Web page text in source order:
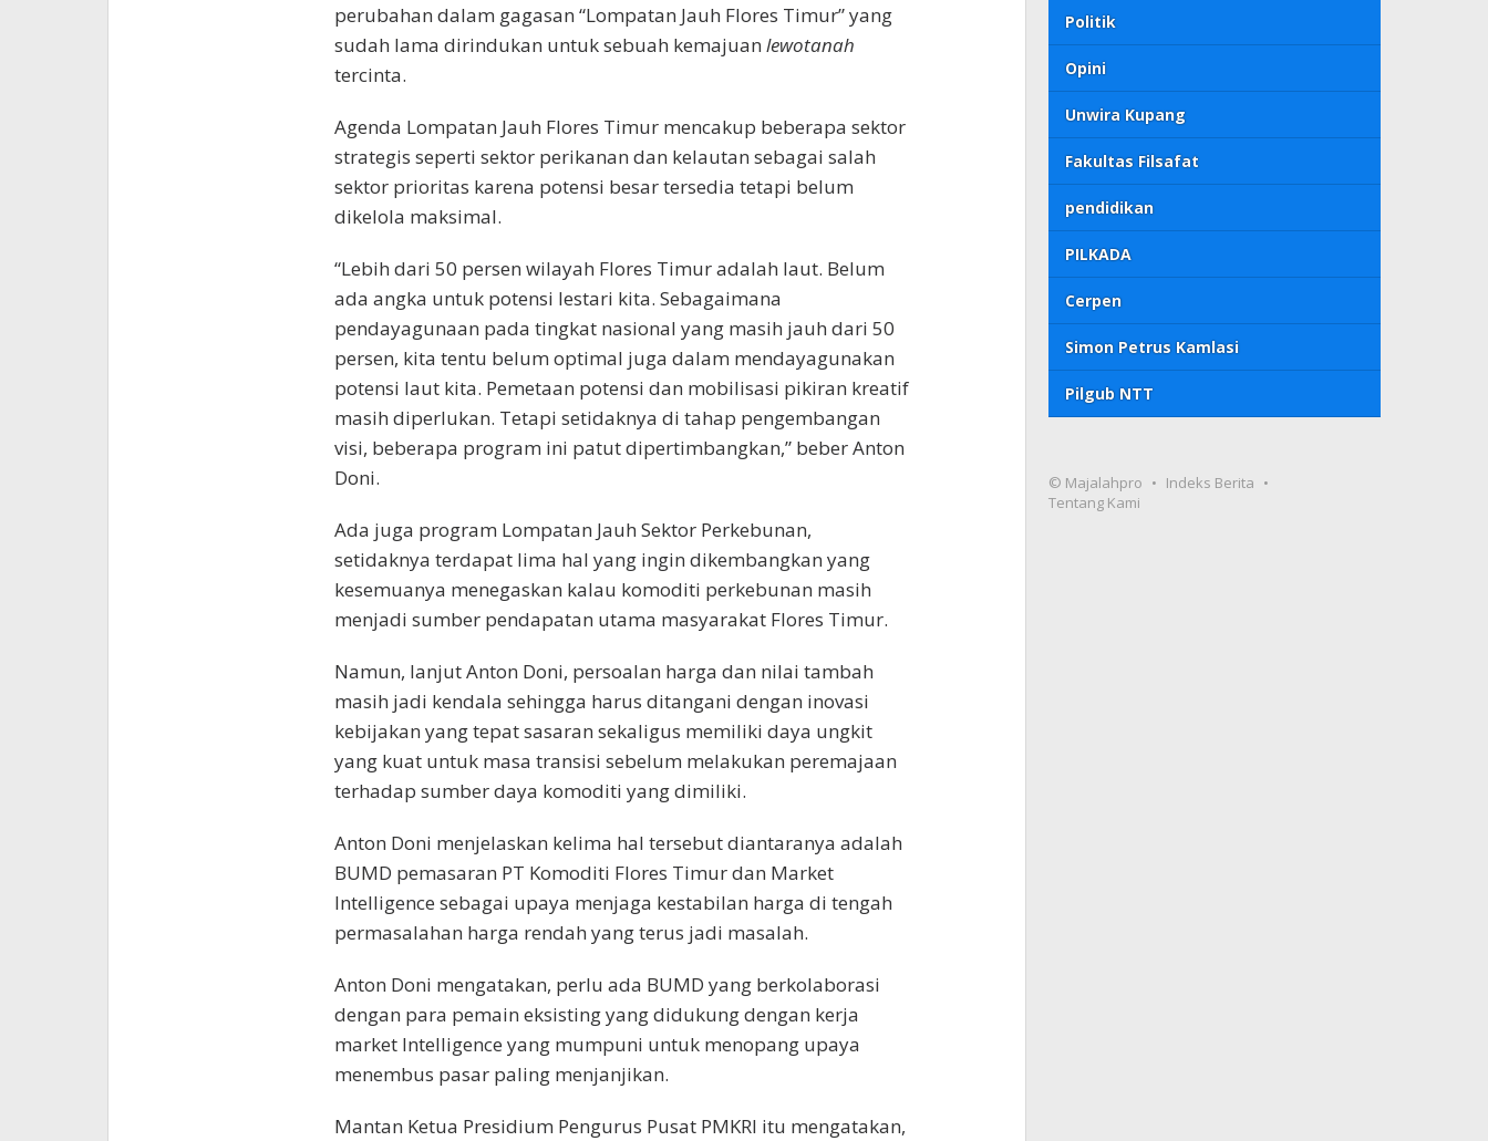
perubahan dalam gagasan “Lompatan Jauh Flores Timur” yang
sudah lama dirindukan untuk sebuah kemajuan lewotanah
tercinta.
Agenda Lompatan Jauh Flores Timur mencakup beberapa sektor
strategis seperti sektor perikanan dan kelautan sebagai salah
sektor prioritas karena potensi besar tersedia tetapi belum
dikelola maksimal.
“Lebih dari 50 persen wilayah Flores Timur adalah laut. Belum
ada angka untuk potensi lestari kita. Sebagaimana
pendayagunaan pada tingkat nasional yang masih jauh dari 50
persen, kita tentu belum optimal juga dalam mendayagunakan
potensi laut kita. Pemetaan potensi dan mobilisasi pikiran kreatif
masih diperlukan. Tetapi setidaknya di tahap pengembangan
visi, beberapa program ini patut dipertimbangkan,” beber Anton
Doni.
Ada juga program Lompatan Jauh Sektor Perkebunan,
setidaknya terdapat lima hal yang ingin dikembangkan yang
kesemuanya menegaskan kalau komoditi perkebunan masih
menjadi sumber pendapatan utama masyarakat Flores Timur.
Namun, lanjut Anton Doni, persoalan harga dan nilai tambah
masih jadi kendala sehingga harus ditangani dengan inovasi
kebijakan yang tepat sasaran sekaligus memiliki daya ungkit
yang kuat untuk masa transisi sebelum melakukan peremajaan
terhadap sumber daya komoditi yang dimiliki.
Anton Doni menjelaskan kelima hal tersebut diantaranya adalah
BUMD pemasaran PT Komoditi Flores Timur dan Market
Intelligence sebagai upaya menjaga kestabilan harga di tengah
permasalahan harga rendah yang terus jadi masalah.
Anton Doni mengatakan, perlu ada BUMD yang berkolaborasi
dengan para pemain eksisting yang didukung dengan kerja
market Intelligence yang mumpuni untuk menopang upaya
menembus pasar paling menjanjikan.
Mantan Ketua Presidium Pengurus Pusat PMKRI itu mengatakan,
Politik
Opini
Unwira Kupang
Fakultas Filsafat
pendidikan
PILKADA
Cerpen
Simon Petrus Kamlasi
Pilgub NTT
© Majalahpro
Indeks Berita
Tentang Kami